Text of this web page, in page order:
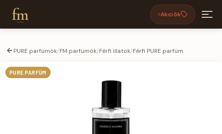
fm Akciók
PURE parfümök/FM parfümök/Férfi illatok/Férfi PURE parfüm
PURE PARFÜM